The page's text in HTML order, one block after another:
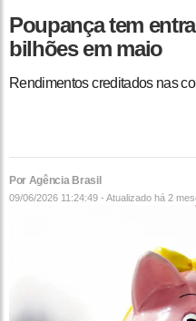
Poupança tem
bilhões em maio
Rendimentos creditados nas
Por Agência Brasil
09/06/2026 11:24:49 - Atualizado há 2